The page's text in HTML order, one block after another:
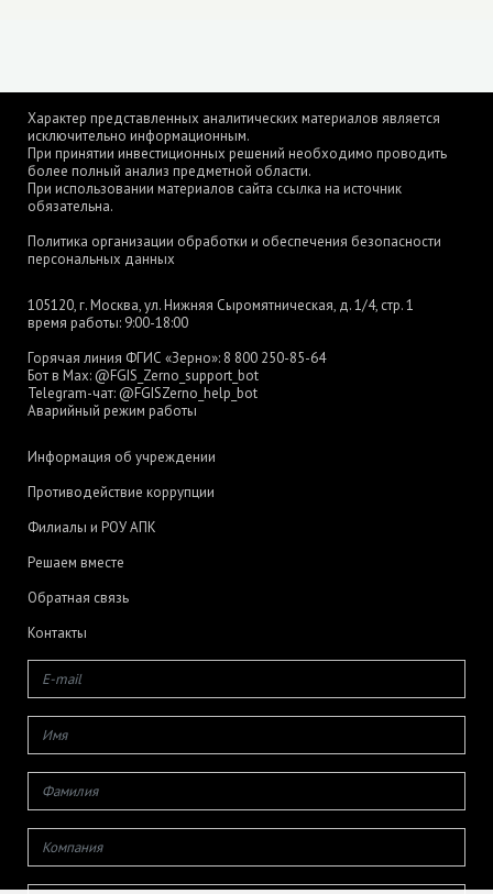
Характер представленных аналитических материалов является
исключительно информационным.
При принятии инвестиционных решений необходимо проводить
более полный анализ предметной области.
При использовании материалов сайта ссылка на источник
обязательна.
Политика организации обработки и обеспечения безопасности
персональных данных
105120, г. Москва, ул. Нижняя Сыромятническая, д. 1/4, стр. 1
время работы: 9:00-18:00
Горячая линия ФГИС «Зерно»: 8 800 250-85-64
Бот в Max: @FGIS_Zerno_support_bot
Telegram-чат: @FGISZerno_help_bot
Аварийный режим работы
Информация об учреждении
Противодействие коррупции
Филиалы и РОУ АПК
Решаем вместе
Обратная связь
Контакты